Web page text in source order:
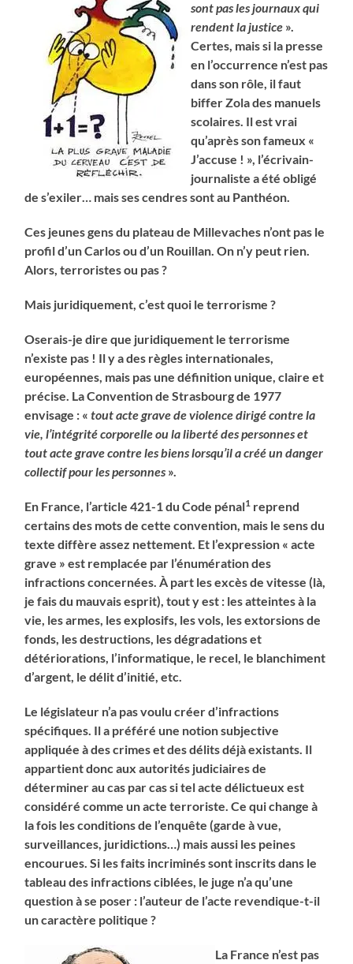
sont pas les journaux qui
rendent la justice ».
Certes, mais si la presse
en l’occurrence n’est pas
dans son rôle, il faut
biffer Zola des manuels
scolaires. Il est vrai
qu’après son fameux «
J’accuse ! », l’écrivain-
journaliste a été obligé
de s’exiler… mais ses cendres sont au Panthéon.
Ces jeunes gens du plateau de Millevaches n’ont pas le
profil d’un Carlos ou d’un Rouillan. On n’y peut rien.
Alors, terroristes ou pas ?
Mais juridiquement, c’est quoi le terrorisme ?
Oserais-je dire que juridiquement le terrorisme
n’existe pas ! Il y a des règles internationales,
européennes, mais pas une définition unique, claire et
précise. La Convention de Strasbourg de 1977
envisage : «tout acte grave de violence dirigé contre la
vie, l’intégrité corporelle ou la liberté des personnes et
tout acte grave contre les biens lorsqu’il a créé un danger
collectif pour les personnes ».
En France, l’article 421-1 du Code pénal1 reprend
certains des mots de cette convention, mais le sens du
texte diffère assez nettement. Et l’expression « acte
grave » est remplacée par l’énumération des
infractions concernées. À part les excès de vitesse (là,
je fais du mauvais esprit), tout y est : les atteintes à la
vie, les armes, les explosifs, les vols, les extorsions de
fonds, les destructions, les dégradations et
détériorations, l’informatique, le recel, le blanchiment
d’argent, le délit d’initié, etc.
Le législateur n’a pas voulu créer d’infractions
spécifiques. Il a préféré une notion subjective
appliquée à des crimes et des délits déjà existants. Il
appartient donc aux autorités judiciaires de
déterminer au cas par cas si tel acte délictueux est
considéré comme un acte terroriste. Ce qui change à
la fois les conditions de l’enquête (garde à vue,
surveillances, juridictions…) mais aussi les peines
encourues. Si les faits incriminés sont inscrits dans le
tableau des infractions ciblées, le juge n’a qu’une
question à se poser : l’auteur de l’acte revendique-t-il
un caractère politique ?
La France n’est pas